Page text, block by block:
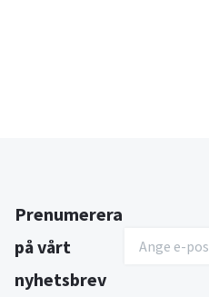
Prenumerera
på vårt
nyhetsbrev